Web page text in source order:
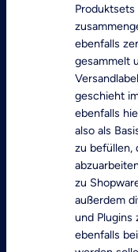
ebenfalls
gesammelt
geschieht
ebenfalls
also als
zu befüllen,
zu
außerdem
und Plugins
ebenfalls